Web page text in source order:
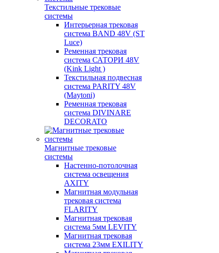
Текстильные трековые
системы
Интерьерная трековая
система BAND 48V (ST
Luce)
Ременная трековая
система САТОРИ 48V
(Kink Light )
Текстильная подвесная
система PARITY 48V
(Maytoni)
Ременная трековая
система DIVINARE
DECORATO
Магнитные трековые
системы
Настенно-потолочная
система освещения
AXITY
Магнитная модульная
трековая система
FLARITY
Магнитная трековая
система 5мм LEVITY
Магнитная трековая
система 23мм EXILITY